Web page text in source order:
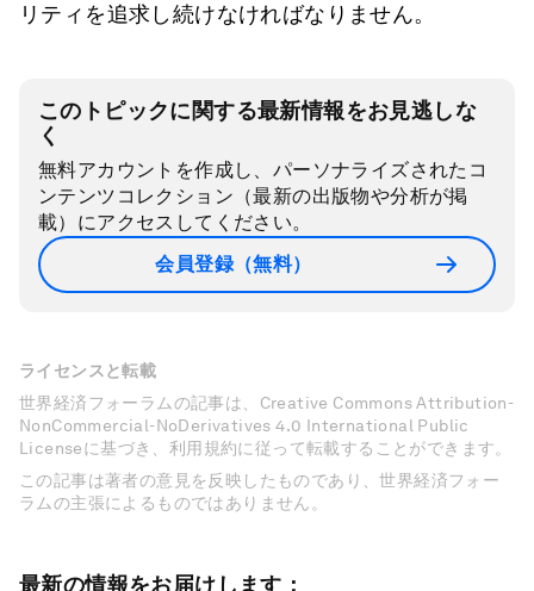
リティを追求し続けなければなりません。
このトピックに関する最新情報をお見逃しな
く
無料アカウントを作成し、パーソナライズされたコ
ンテンツコレクション（最新の出版物や分析が掲
載）にアクセスしてください。
会員登録（無料）
ライセンスと転載
世界経済フォーラムの記事は、Creative Commons Attribution-
NonCommercial-NoDerivatives 4.0 International Public
Licenseに基づき、利用規約に従って転載することができます。
この記事は著者の意見を反映したものであり、世界経済フォー
ラムの主張によるものではありません。
最新の情報をお届けします：